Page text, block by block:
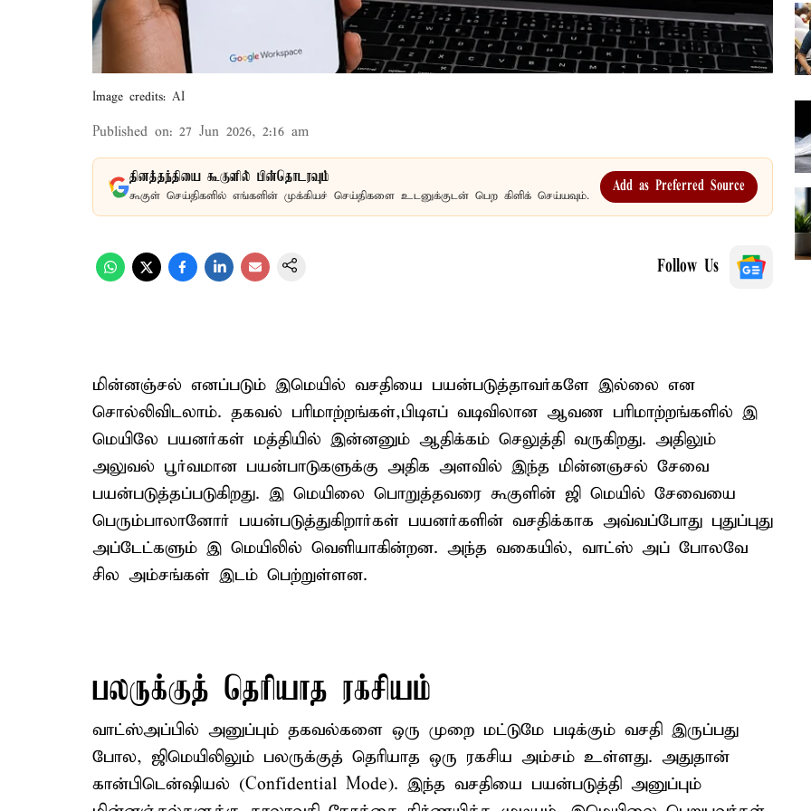
Image credits: AI
Published on: 27 Jun 2026, 2:16 am
தினத்தந்தியை கூகுளில் பின்தொடரவும்
கூகுள் செய்திகளில் எங்களின் முக்கியச் செய்திகளை உடனுக்குடன் பெற கிளிக் செய்யவும்.
Add as Preferred Source
Follow Us
மின்னஞ்சல் எனப்படும் இமெயில் வசதியை பயன்படுத்தாவர்களே இல்லை என
சொல்லிவிடலாம். தகவல் பரிமாற்றங்கள்,பிடிஎப் வடிவிலான ஆவண பரிமாற்றங்களில் இ
மெயிலே பயனர்கள் மத்தியில் இன்னனும் ஆதிக்கம் செலுத்தி வருகிறது. அதிலும்
அலுவல் பூர்வமான பயன்பாடுகளுக்கு அதிக அளவில் இந்த மின்னஞசல் சேவை
பயன்படுத்தப்படுகிறது. இ மெயிலை பொறுத்தவரை கூகுளின் ஜி மெயில் சேவையை
பெரும்பாலானோர் பயன்படுத்துகிறார்கள் பயனர்களின் வசதிக்காக அவ்வப்போது புதுப்புது
அப்டேட்களும் இ மெயிலில் வெளியாகின்றன. அந்த வகையில், வாட்ஸ் அப் போலவே
சில அம்சங்கள் இடம் பெற்றுள்ளன.
பலருக்குத் தெரியாத ரகசியம்
வாட்ஸ்அப்பில் அனுப்பும் தகவல்களை ஒரு முறை மட்டுமே படிக்கும் வசதி இருப்பது
போல, ஜிமெயிலிலும் பலருக்குத் தெரியாத ஒரு ரகசிய அம்சம் உள்ளது. அதுதான்
கான்பிடென்ஷியல் (Confidential Mode). இந்த வசதியை பயன்படுத்தி அனுப்பும்